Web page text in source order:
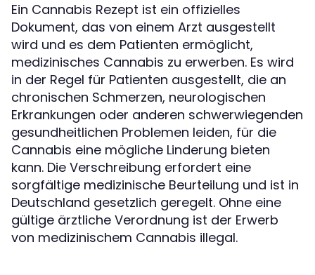
Ein Cannabis Rezept ist ein offizielles
Dokument, das von einem Arzt ausgestellt
wird und es dem Patienten ermöglicht,
medizinisches Cannabis zu erwerben. Es wird
in der Regel für Patienten ausgestellt, die an
chronischen Schmerzen, neurologischen
Erkrankungen oder anderen schwerwiegenden
gesundheitlichen Problemen leiden, für die
Cannabis eine mögliche Linderung bieten
kann. Die Verschreibung erfordert eine
sorgfältige medizinische Beurteilung und ist in
Deutschland gesetzlich geregelt. Ohne eine
gültige ärztliche Verordnung ist der Erwerb
von medizinischem Cannabis illegal.